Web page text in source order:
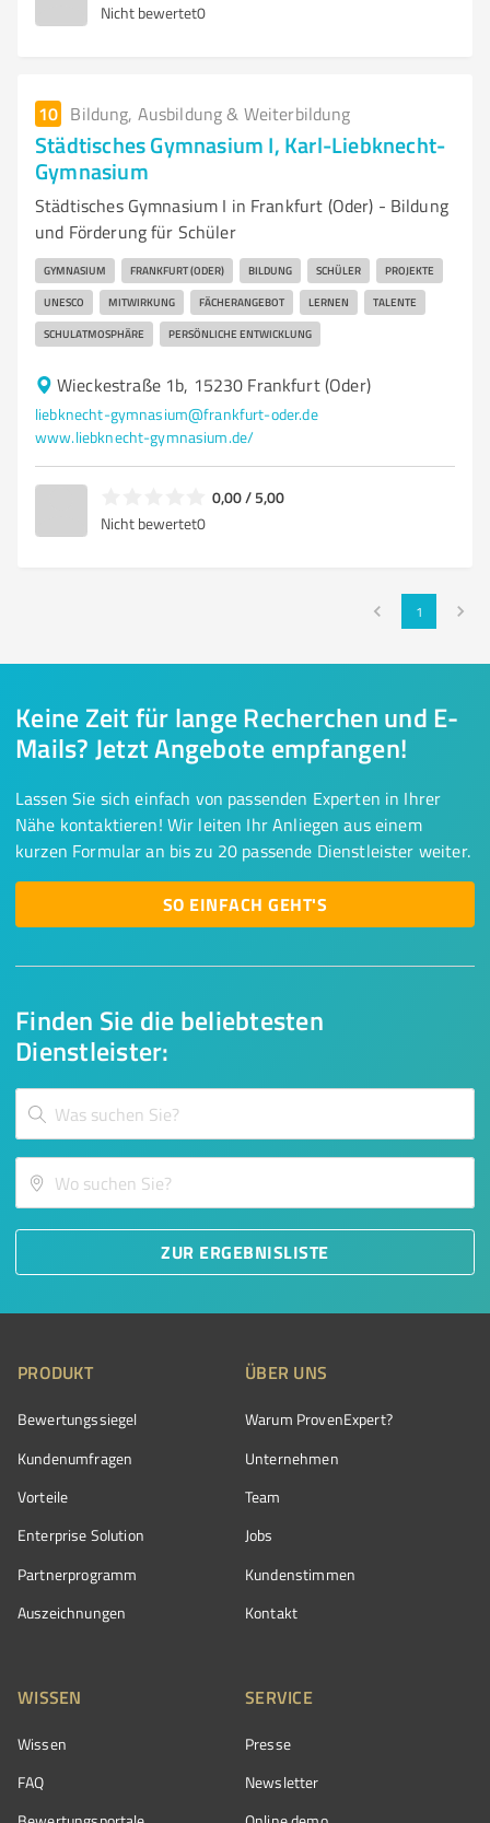
Nicht bewertet0
10 Bildung, Ausbildung & Weiterbildung
Städtisches Gymnasium I, Karl-Liebknecht-
Gymnasium
Städtisches Gymnasium I in Frankfurt (Oder) - Bildung
und Förderung für Schüler
GYMNASIUM FRANKFURT (ODER) BILDUNG SCHÜLER PROJEKTE
UNESCO MITWIRKUNG FÄCHERANGEBOT LERNEN TALENTE
SCHULATMOSPHÄRE PERSÖNLICHE ENTWICKLUNG
Wieckestraße 1b, 15230 Frankfurt (Oder)
liebknecht-gymnasium@frankfurt-oder.de
www.liebknecht-gymnasium.de/
0,00 / 5,00
Nicht bewertet0
1
Finden Sie die beliebtesten
Dienstleister:
ZUR ERGEBNISLISTE
Keine Zeit für lange Recherchen und E-
Mails? Jetzt Angebote empfangen!
Lassen Sie sich einfach von passenden Experten in Ihrer
Nähe kontaktieren! Wir leiten Ihr Anliegen aus einem
kurzen Formular an bis zu 20 passende Dienstleister weiter.
SO EINFACH GEHT'S
PRODUKT
Bewertungssiegel
Kundenumfragen
Vorteile
Enterprise Solution
Partnerprogramm
Auszeichnungen
ÜBER UNS
Warum ProvenExpert?
Unternehmen
Team
Jobs
Kundenstimmen
Kontakt
WISSEN
Wissen
FAQ
SERVICE
Presse
Newsletter